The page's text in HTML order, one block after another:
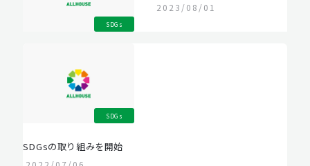
SDGs
2023/08/01
SDGs
SDGsの取り組みを開始